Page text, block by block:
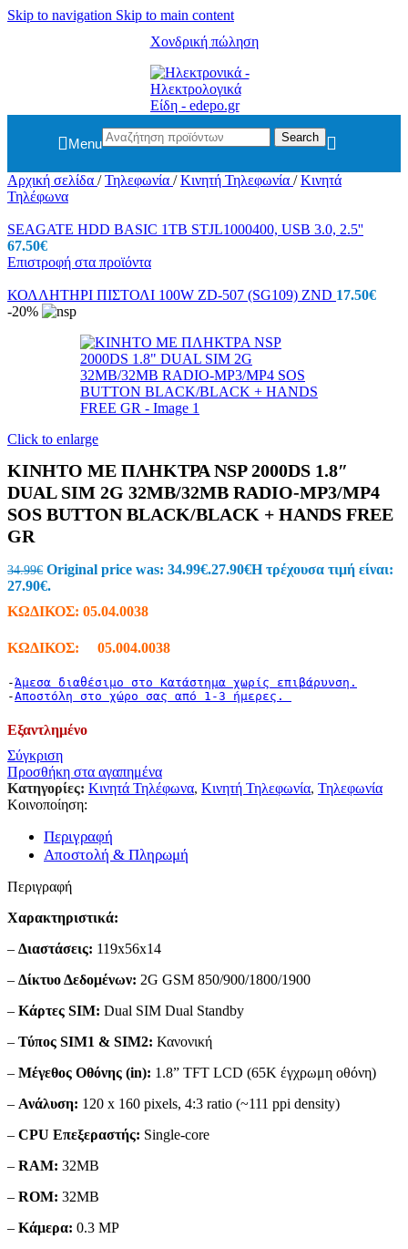
Skip to navigation Skip to main content
Χονδρική πώληση
Menu Search
Αρχική σελίδα / Τηλεφωνία / Κινητή Τηλεφωνία / Κινητά
Τηλέφωνα
SEAGATE HDD BASIC 1TB STJL1000400, USB 3.0, 2.5''
67.50€
Επιστροφή στα προϊόντα
ΚΟΛΛΗΤΗΡΙ ΠΙΣΤΟΛΙ 100W ZD-507 (SG109) ZND 17.50€
-20%
Click to enlarge
ΚΙΝΗΤΟ ΜΕ ΠΛΗΚΤΡΑ NSP 2000DS 1.8″
DUAL SIM 2G 32MB/32MB RADIO-MP3/MP4
SOS BUTTON BLACK/BLACK + HANDS FREE
GR
34.99€ Original price was: 34.99€.27.90€Η τρέχουσα τιμή είναι:
27.90€.
ΚΩΔΙΚΟΣ: 05.04.0038
ΚΩΔΙΚΟΣ: 05.004.0038
-Άμεσα διαθέσιμο στο Κατάστημα χωρίς επιβάρυνση.
-Αποστόλη στο χώρο σας από 1-3 ήμερες.
Εξαντλημένο
Σύγκριση
Προσθήκη στα αγαπημένα
Κατηγορίες: Κινητά Τηλέφωνα, Κινητή Τηλεφωνία, Τηλεφωνία
Κοινοποίηση:
Περιγραφή
Αποστολή & Πληρωμή
Περιγραφή
Χαρακτηριστικά:
– Διαστάσεις: 119x56x14
– Δίκτυο Δεδομένων: 2G GSM 850/900/1800/1900
– Κάρτες SIM: Dual SIM Dual Standby
– Τύπος SIM1 & SIM2: Κανονική
– Μέγεθος Οθόνης (in): 1.8” TFT LCD (65K έγχρωμη οθόνη)
– Ανάλυση: 120 x 160 pixels, 4:3 ratio (~111 ppi density)
– CPU Επεξεραστής: Single-core
– RAM: 32MB
– ROM: 32MB
– Κάμερα: 0.3 MP